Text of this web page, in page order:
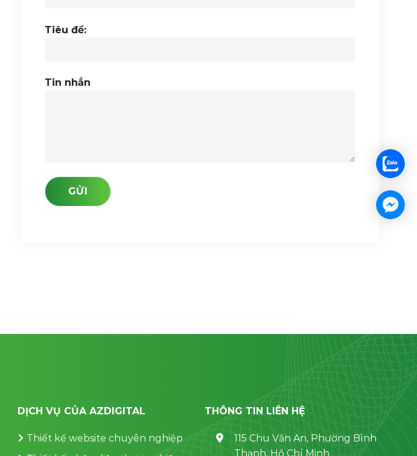
Tiêu đề:
Tin nhắn
DỊCH VỤ CỦA AZDIGITAL
Thiết kế website chuyên nghiệp
THÔNG TIN LIÊN HỆ
115 Chu Văn An, Phường Bình
Thạnh, Hồ Chí Minh